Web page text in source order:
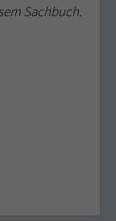
Sachbuch.